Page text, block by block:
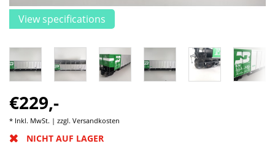
View specifications
€229,-
* Inkl. MwSt. | zzgl. Versandkosten
NICHT AUF LAGER